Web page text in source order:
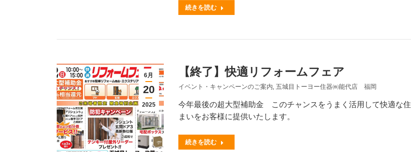
続きを読む
6月
20
2025
【終了】快適リフォームフェア
イベント・キャンペーンのご案内, 五城目トーヨー住器㈱能代店 福岡
今年最後の超大型補助金 このチャンスをうまく活用して快適な住
まいをお客様に提供いたします。
続きを読む